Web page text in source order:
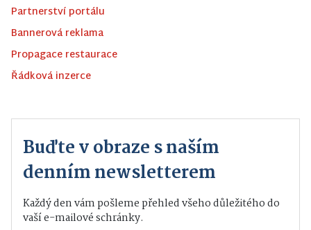
Partnerství portálu
Bannerová reklama
Propagace restaurace
Řádková inzerce
Buďte v obraze s naším
denním newsletterem
Každý den vám pošleme přehled všeho důležitého do
vaší e-mailové schránky.